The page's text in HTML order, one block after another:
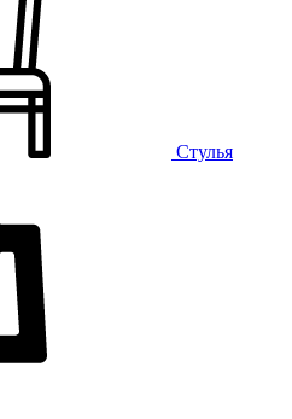
Стулья